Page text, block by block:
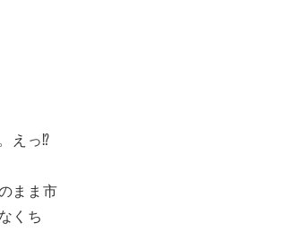
えっ⁉
まま市
くち